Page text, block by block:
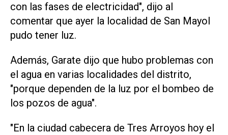
con las fases de electricidad", dijo al
comentar que ayer la localidad de San Mayol
pudo tener luz.
Además, Garate dijo que hubo problemas con
el agua en varias localidades del distrito,
"porque dependen de la luz por el bombeo de
los pozos de agua".
"En la ciudad cabecera de Tres Arroyos hoy el